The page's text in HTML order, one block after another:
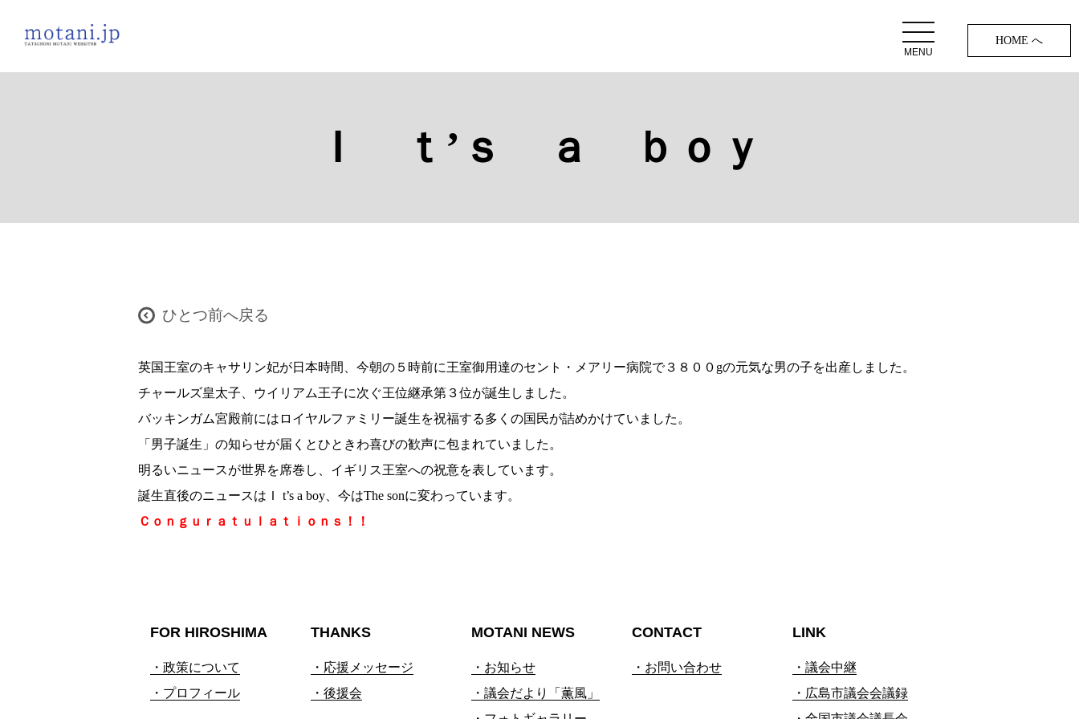
HOME へ
MENU
Ｉ ｔ’ｓ ａ ｂｏｙ
ひとつ前へ戻る
英国王室のキャサリン妃が日本時間、今朝の５時前に王室御用達のセント・メアリー病院で３８００gの元気な男の子を出産しました。
チャールズ皇太子、ウイリアム王子に次ぐ王位継承第３位が誕生しました。
バッキンガム宮殿前にはロイヤルファミリー誕生を祝福する多くの国民が詰めかけていました。
「男子誕生」の知らせが届くとひときわ喜びの歓声に包まれていました。
明るいニュースが世界を席巻し、イギリス王室への祝意を表しています。
誕生直後のニュースはＩ t’s a boy、今はThe sonに変わっています。
Ｃｏｎｇｕｒａｔｕｌａｔｉｏｎｓ！！
FOR HIROSHIMA
・政策について
・プロフィール
THANKS
・応援メッセージ
・後援会
MOTANI NEWS
・お知らせ
・議会だより「薫風」
CONTACT
・お問い合わせ
LINK
・議会中継
・広島市議会会議録